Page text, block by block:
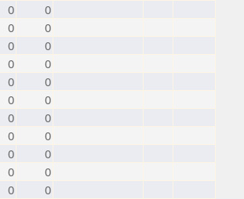
0
0
0
0
0
0
0
0
0
0
0
0
0
0
0
0
0
0
0
0
0
0